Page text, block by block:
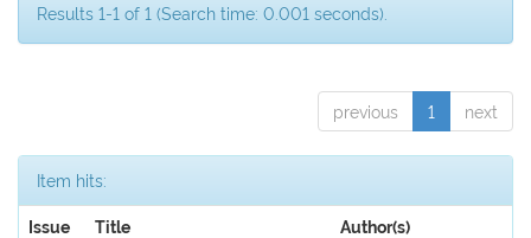
Results 1-1 of 1 (Search time: 0.001 seconds).
previous 1 next
Item hits:
Issue
Title Author(s)